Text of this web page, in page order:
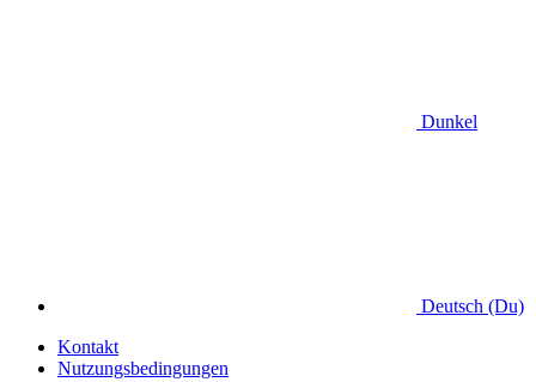
Dunkel
Deutsch (Du)
Kontakt
Nutzungsbedingungen